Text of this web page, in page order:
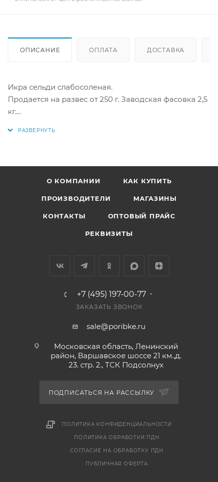
ОПИСАНИЕ ОПЛАТА ДОСТАВКА
Икра сельди слабосоленая.
Продается на развес от 250 г. Заводская фасовка 2,5
кг.
О КОМПАНИИ КАК КУПИТЬ
ПРОИЗВОДИТЕЛИ МАГАЗИНЫ
КОНТАКТЫ ОПТОВЫЙ ПРАЙС
РЕКВИЗИТЫ
+7 (495) 197-00-77
ЗАКАЗАТЬ ЗВОНОК
sale@poribke.ru
Московская область, Ленинский
район, Варшавское шоссе 21 км.,д.
23. стр. 2., ТСК Подсолнух
ПОДПИСАТЬСЯ НА РАССЫЛКУ
ПОЛИТИКА КОНФИДЕНЦИАЛЬНОСТИ
ПОЛИТИКА ОБРАБОТКИ ПДН
СОГЛАСИЕ НА ОБРАБОТКУ ПДН
ПУБЛИЧНАЯ ОФЕРТА